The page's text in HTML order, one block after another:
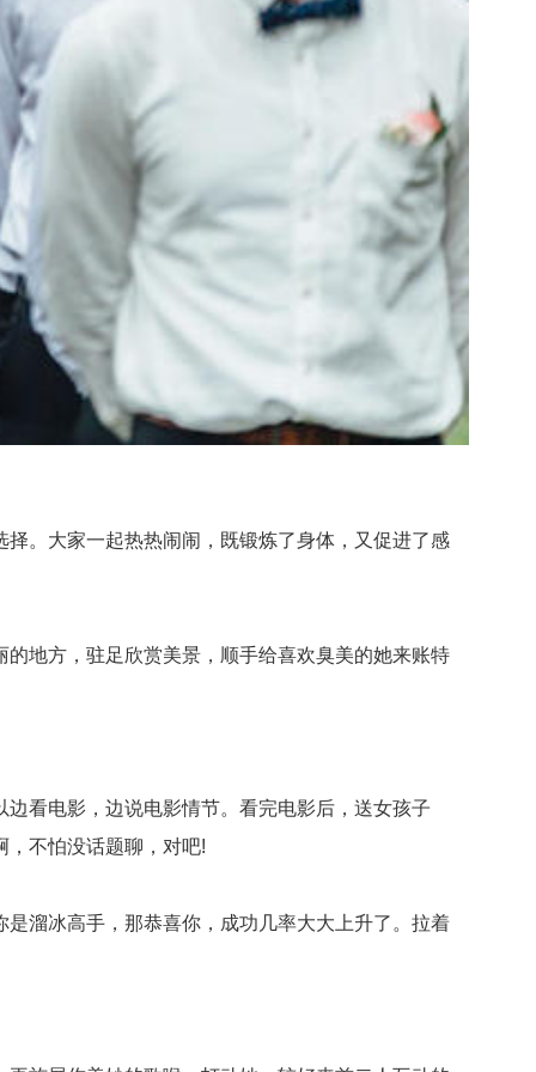
。大家一起热热闹闹，既锻炼了身体，又促进了感
地方，驻足欣赏美景，顺手给喜欢臭美的她来账特
看电影，边说电影情节。看完电影后，送女孩子
，不怕没话题聊，对吧!
溜冰高手，那恭喜你，成功几率大大上升了。拉着